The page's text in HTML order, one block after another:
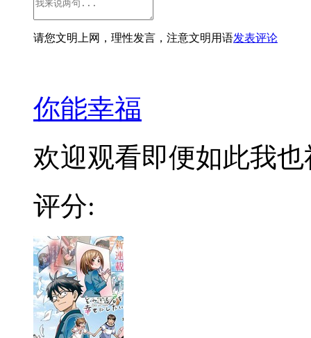
请您文明上网，理性发言，注意文明用语发表评论
你能幸福
欢迎观看即便如此我
评分: